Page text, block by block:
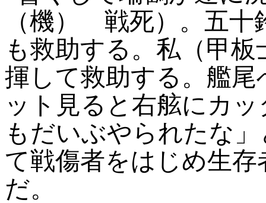
（機） 戦死）。五十
も救助する。私（甲
揮して救助する。艦
ット見ると右舷にカ
もだいぶやられたな
て戦傷者をはじめ生
だ。